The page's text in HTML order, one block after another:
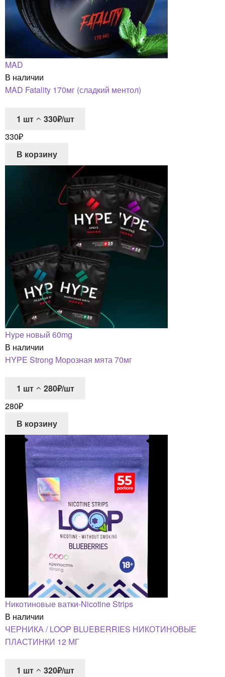
MAD
В наличии
MAD Fatality 170мг (сладкий ментол)
1 шт
330₽/шт
330₽
В корзину
Hype новый 60mg
В наличии
HYPE Strong Морозная мята 70мг
1 шт
280₽/шт
280₽
В корзину
Никотиновые ватки-Nicotine Strips
В наличии
ЧЕРНИКА / LOOP BLUEBERRIES НИКОТИНОВЫЕ
ПЛАСТИНКИ 12 МГ
1 шт
320₽/шт